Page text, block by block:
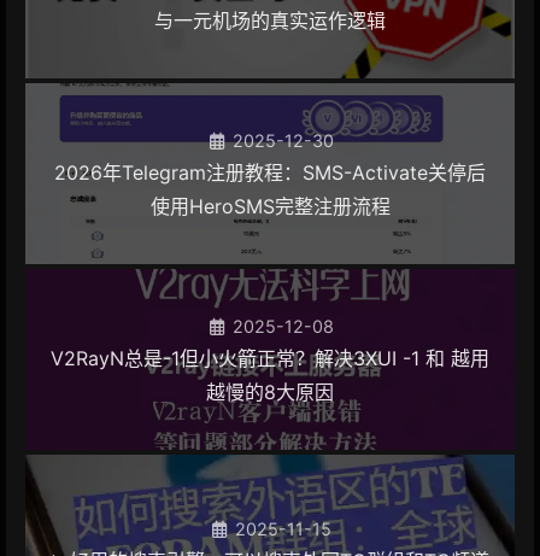
与一元机场的真实运作逻辑
2025-12-30
2026年Telegram注册教程：SMS-Activate关停后
使用HeroSMS完整注册流程
2025-12-08
V2RayN总是-1但小火箭正常？解决3XUI -1 和 越用
越慢的8大原因
2025-11-15